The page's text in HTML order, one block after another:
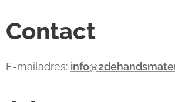
Contact
E-mailadres: